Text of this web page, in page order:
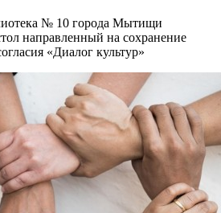
№ 10 города Мытищи
направленный на сохранение
«Диалог культур»